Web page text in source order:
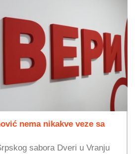
nema nikakve veze sa
sabora Dveri u Vranju